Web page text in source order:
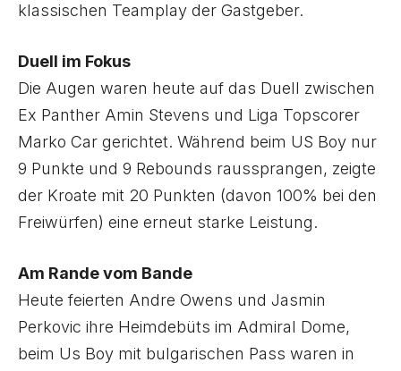
klassischen Teamplay der Gastgeber.
Duell im Fokus
Die Augen waren heute auf das Duell zwischen
Ex Panther Amin Stevens und Liga Topscorer
Marko Car gerichtet. Während beim US Boy nur
9 Punkte und 9 Rebounds raussprangen, zeigte
der Kroate mit 20 Punkten (davon 100% bei den
Freiwürfen) eine erneut starke Leistung.
Am Rande vom Bande
Heute feierten Andre Owens und Jasmin
Perkovic ihre Heimdebüts im Admiral Dome,
beim Us Boy mit bulgarischen Pass waren in